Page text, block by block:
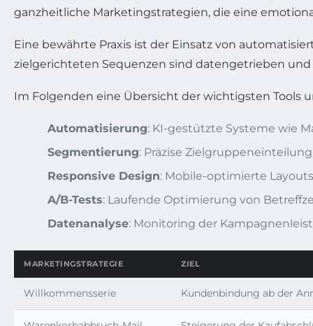
ganzheitliche Marketingstrategien, die eine
Eine bewährte Praxis ist der Einsatz von
zielgerichteten Sequenzen sind datengetrieben
Im Folgenden eine Übersicht der wichtigsten Tools
Automatisierung: KI-gestützte Systeme wie
Segmentierung: Präzise
Responsive Design: Mobile-optimierte
A/B-Tests: Laufende Optimierung von
Datenanalyse: Monitoring der
MARKETINGSTRATEGIE ZIEL
Willkommensserie Kundenbindung ab der